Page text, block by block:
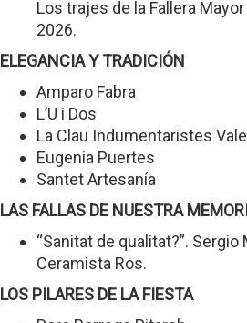
Los trajes de la Fallera
2026.
ELEGANCIA Y TRADICIÓN
Amparo Fabra
L’U i Dos
La Clau Indumentaristes
Eugenia Puertes
Santet Artesanía
LAS FALLAS DE NUESTRA
“Sanitat de qualitat?”.
Ceramista Ros.
LOS PILARES DE LA FIESTA